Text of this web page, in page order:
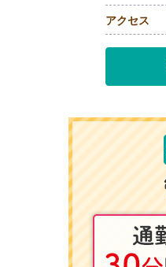
アクセス